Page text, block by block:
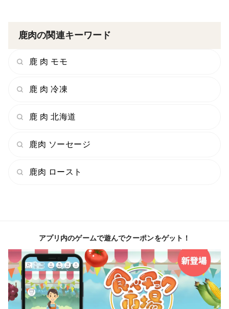
鹿肉の関連キーワード
鹿 肉 モモ
鹿 肉 冷凍
鹿 肉 北海道
鹿肉 ソーセージ
鹿肉 ロースト
アプリ内のゲームで遊んでクーポンをゲット！